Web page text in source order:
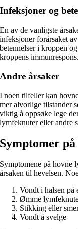
Infeksjoner og
En av de vanligste
infeksjoner forårsaket
betennelser i kroppen
kroppens immunrespons.
Andre årsaker
I noen tilfeller kan
mer alvorlige tilstander
viktig å oppsøke lege
lymfeknuter eller andre
Symptomer
Symptomene på hovne
årsaken til hevelsen.
Vondt i halsen på
Ømme
Stikking eller
Vondt å svelge